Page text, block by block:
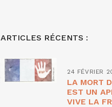
ARTICLES RÉCENTS :
24 FÉVRIER
LA MORT
EST UN
VIVE LA